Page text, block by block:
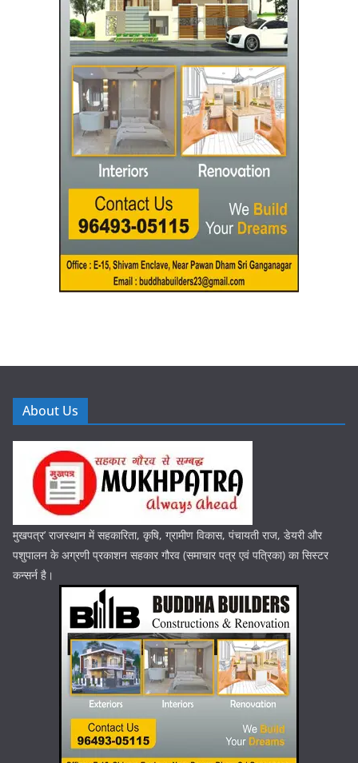
About Us
मुखपत्र’ राजस्थान में सहकारिता, कृषि, ग्रामीण विकास, पंचायती राज, डेयरी और
पशुपालन के अग्रणी प्रकाशन सहकार गौरव (समाचार पत्र एवं पत्रिका) का सिस्टर
कन्सर्न है।